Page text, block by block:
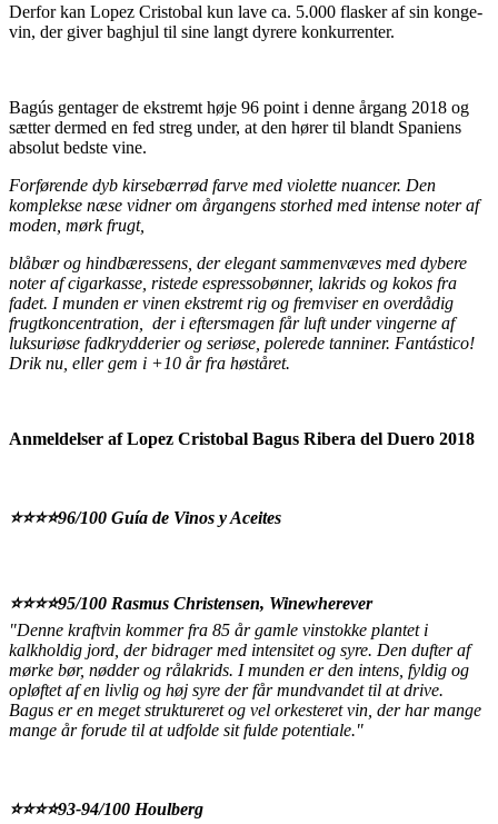
Derfor kan Lopez Cristobal kun lave ca. 5.000 flasker af sin konge-
vin, der giver baghjul til sine langt dyrere konkurrenter.
Bagús gentager de ekstremt høje 96 point i denne årgang 2018 og
sætter dermed en fed streg under, at den hører til blandt Spaniens
absolut bedste vine.
Forførende dyb kirsebærrød farve med violette nuancer. Den
komplekse næse vidner om årgangens storhed med intense noter af
moden, mørk frugt,
blåbær og hindbæressens, der elegant sammenvæves med dybere
noter af cigarkasse, ristede espressobønner, lakrids og kokos fra
fadet. I munden er vinen ekstremt rig og fremviser en overdådig
frugtkoncentration,
der i eftersmagen får luft under vingerne af
luksuriøse fadkrydderier og seriøse, polerede tanniner. Fantástico!
Drik nu, eller gem i +10 år fra høståret.
Anmeldelser af Lopez Cristobal Bagus Ribera del Duero 2018
⭐️⭐️⭐️⭐️96/100 Guía de Vinos y Aceites
⭐️⭐️⭐️⭐️95/100 Rasmus Christensen, Winewherever
"Denne kraftvin kommer fra 85 år gamle vinstokke plantet i
kalkholdig jord, der bidrager med intensitet og syre. Den dufter af
mørke bør, nødder og rålakrids. I munden er den intens, fyldig og
opløftet af en livlig og høj syre der får mundvandet til at drive.
Bagus er en meget struktureret og vel orkesteret vin, der har mange
mange år forude til at udfolde sit fulde potentiale."
⭐️⭐️⭐️⭐️93-94/100 Houlberg